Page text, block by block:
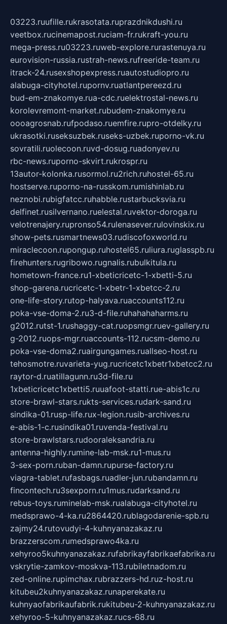
03223.ruufille.rukrasotata.ruprazdnikdushi.ru
veetbox.rucinemapost.ruciam-fr.rukraft-you.ru
mega-press.ru03223.ruweb-explore.rurastenuya.ru
eurovision-russia.rustrah-news.rufreeride-team.ru
itrack-24.rusexshopexpress.ruautostudiopro.ru
alabuga-cityhotel.rupornv.ruatlantpereezd.ru
bud-em-znakomye.rua-cdc.ruelektrostal-news.ru
korolevremont-market.rubudem-znakomye.ru
oooagrosnab.rufpodaso.ruemfire.rupro-otdelky.ru
ukrasotki.ruseksuzbek.ruseks-uzbek.ruporno-vk.ru
sovratili.ruolecoon.ruvd-dosug.ruadonyev.ru
rbc-news.ruporno-skvirt.rukrospr.ru
13autor-kolonka.rusormol.ru2rich.ruhostel-65.ru
hostserve.ruporno-na-russkom.rumishinlab.ru
neznobi.rubigfatcc.ruhabble.rustarbucksvia.ru
delfinet.rusilvernano.ruelestal.ruvektor-doroga.ru
velotrenajery.rupronso54.rulenasever.rulovinskix.ru
show-pets.rusmartnews03.rudiscofoxworld.ru
miraclecoon.rupongup.ruhostel65.ruliura.ruglasspb.ru
firehunters.rugribowo.rugnalis.rubulkitula.ru
hometown-france.ru1-xbeticricetc-1-xbetti-5.ru
shop-garena.rucricetc-1-xbetr-1-xbetcc-2.ru
one-life-story.rutop-halyava.ruaccounts112.ru
poka-vse-doma-2.ru3-d-file.ruhahahaharms.ru
g2012.rutst-1.rushaggy-cat.ruopsmgr.ruev-gallery.ru
g-2012.ruops-mgr.ruaccounts-112.rucsm-demo.ru
poka-vse-doma2.ruairgungames.ruallseo-host.ru
tehosmotre.ruvarieta-yug.rucricetc1xbetr1xbetcc2.ru
raytor-d.ruatillagunn.ru3d-file.ru
1xbeticricetc1xbetti5.ruuafoot-statti.rue-abis1c.ru
store-brawl-stars.rukts-services.rudark-sand.ru
sindika-01.rusp-life.rux-legion.rusib-archives.ru
e-abis-1-c.rusindika01.ruvenda-festival.ru
store-brawlstars.rudooraleksandria.ru
antenna-highly.rumine-lab-msk.ru1-mus.ru
3-sex-porn.ruban-damn.rupurse-factory.ru
viagra-tablet.rufasbags.ruadler-jun.rubandamn.ru
fincontech.ru3sexporn.ru1mus.rudarksand.ru
rebus-toys.ruminelab-msk.rualabuga-cityhotel.ru
medsprawo-4-ka.ru2864420.rublagodarenie-spb.ru
zajmy24.rutovudyi-4-kuhnyanazakaz.ru
brazzerscom.rumedsprawo4ka.ru
xehyroo5kuhnyanazakaz.rufabrikayfabrikaefabrika.ru
vskrytie-zamkov-moskva-113.rubiletnadom.ru
zed-online.rupimchax.rubrazzers-hd.ruz-host.ru
kitubeu2kuhnyanazakaz.runaperekate.ru
kuhnyaofabrikaufabrik.rukitubeu-2-kuhnyanazakaz.ru
xehyroo-5-kuhnyanazakaz.rucs-68.ru